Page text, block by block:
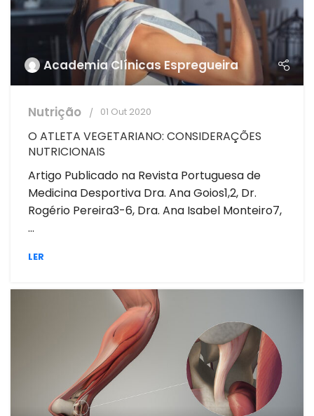
Academia Clínicas Espregueira
Nutrição 01 Out 2020
O ATLETA VEGETARIANO: CONSIDERAÇÕES
NUTRICIONAIS
Artigo Publicado na Revista Portuguesa de
Medicina Desportiva Dra. Ana Goios1,2, Dr.
Rogério Pereira3-6, Dra. Ana Isabel Monteiro7,
...
LER